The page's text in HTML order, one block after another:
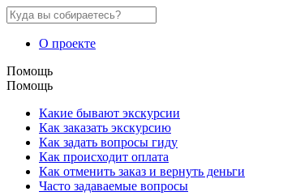
О проекте
Помощь
Помощь
Какие бывают экскурсии
Как заказать экскурсию
Как задать вопросы гиду
Как происходит оплата
Как отменить заказ и вернуть деньги
Часто задаваемые вопросы